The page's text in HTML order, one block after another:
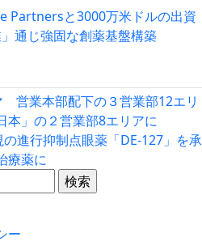
と3000万米ドルの出資
通じ強固な創薬基盤構築
営業本部配下の３営業部12エリ
」の２営業部8エリアに
進行抑制点眼薬「DE-127」を承
療薬に
ー